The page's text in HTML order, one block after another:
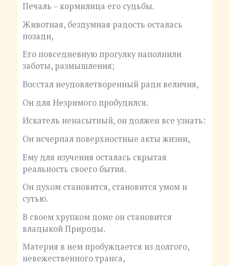
Печаль – кормилица его судьбы.
Животная, бездумная радость осталась
позади,
Его повседневную прогулку наполнили
заботы, размышления;
Восстал неудовлетворенный ради величия,
Он для Незримого пробудился.
Искатель ненасытный, он должен все узнать:
Он исчерпал поверхностные акты жизни,
Ему для изучения осталась скрытая
реальность своего бытия.
Он духом становится, становится умом и
сутью.
В своем хрупком доме он становится
владыкой Природы.
Материя в нем пробуждается из долгого,
невежественного транса,